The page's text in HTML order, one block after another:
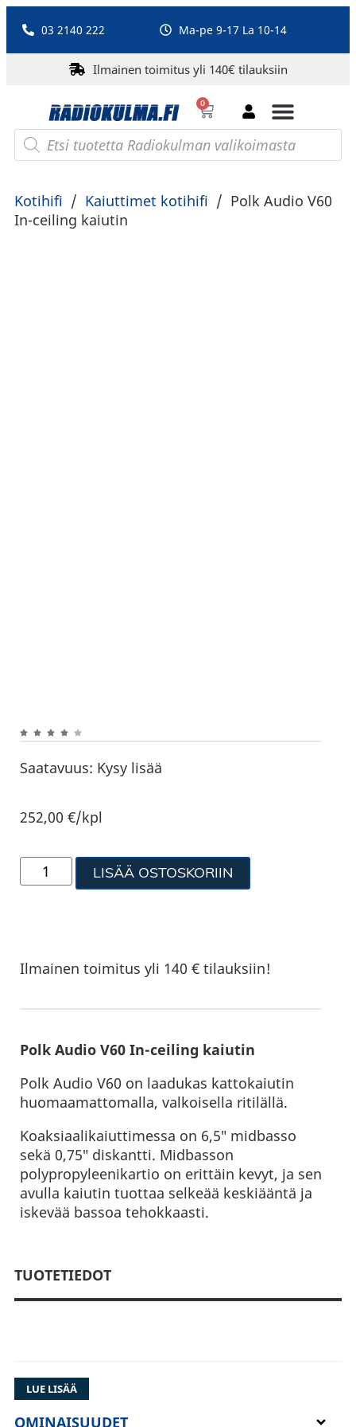
03 2140 222 Ma-pe 9-17 La 10-14
Ilmainen toimitus yli 140€ tilauksiin
0
Kotihifi / Kaiuttimet kotihifi / Polk Audio V60
In-ceiling kaiutin
Saatavuus: Kysy lisää
252,00€/kpl
LISÄÄ OSTOSKORIIN
Ilmainen toimitus yli 140 € tilauksiin!
Polk Audio V60 In-ceiling kaiutin
Polk Audio V60 on laadukas kattokaiutin
huomaamattomalla, valkoisella ritilällä.
Koaksiaalikaiuttimessa on 6,5″ midbasso
sekä 0,75″ diskantti. Midbasson
polypropyleenikartio on erittäin kevyt, ja sen
avulla kaiutin tuottaa selkeää keskiääntä ja
iskevää bassoa tehokkaasti.
TUOTETIEDOT
LUE LISÄÄ
OMINAISUUDET